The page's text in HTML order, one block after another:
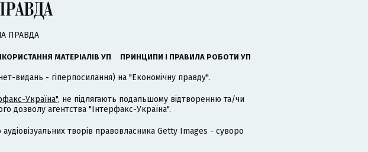
ПРАВДА
МАТЕРІАЛІВ УП ПРИНЦИПИ І ПРАВИЛА РОБОТИ УП
видань - гіперпосилання) на "Економічну правду".
Україна", не підлягають подальшому відтворенню та/чи
дозволу агентства "Інтерфакс-Україна".
творів правовласника Getty Images - суворо